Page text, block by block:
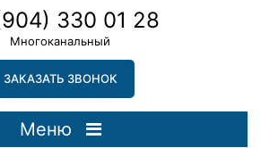
330 01 28
Многоканальный
ЗАКАЗАТЬ ЗВОНОК
Меню